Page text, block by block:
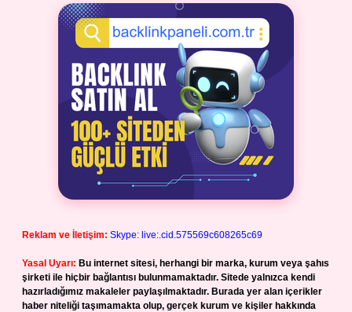
Reklam ve İletişim: Skype: live:.cid.575569c608265c69
Yasal Uyarı: Bu internet sitesi, herhangi bir marka, kurum veya şahıs
şirketi ile hiçbir bağlantısı bulunmamaktadır. Sitede yalnızca kendi
hazırladığımız makaleler paylaşılmaktadır. Burada yer alan içerikler
haber niteliği taşımamakta olup, gerçek kurum ve kişiler hakkında